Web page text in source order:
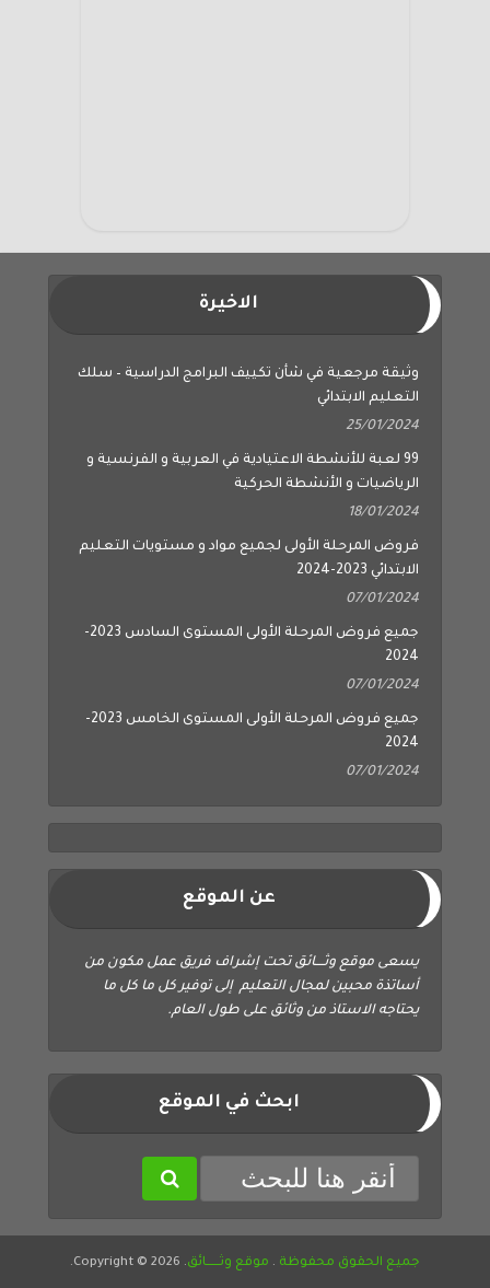
الاخيرة
وثيقة مرجعية في شأن تكييف البرامج الدراسية – سلك
التعليم الابتدائي
25/01/2024
99 لعبة للأنشطة الاعتيادية في العربية و الفرنسية و
الرياضيات و الأنشطة الحركية
18/01/2024
فروض المرحلة الأولى لجميع مواد و مستويات التعليم
الابتدائي 2023-2024
07/01/2024
جميع فروض المرحلة الأولى المستوى السادس 2023-
2024
07/01/2024
جميع فروض المرحلة الأولى المستوى الخامس 2023-
2024
07/01/2024
عن الموقع
يسعى موقع وثــــائق تحت إشراف فريق عمل مكون من
أساتذة محبين لمجال التعليم إلى توفير كل ما كل ما
يحتاجه الاستاذ من وثائق على طول العام.
ابحث في الموقع
جميع الحقوق محفوظة . موقع وثــــــائق. Copyright © 2026.